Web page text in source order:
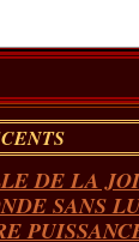
DE LA
SANS